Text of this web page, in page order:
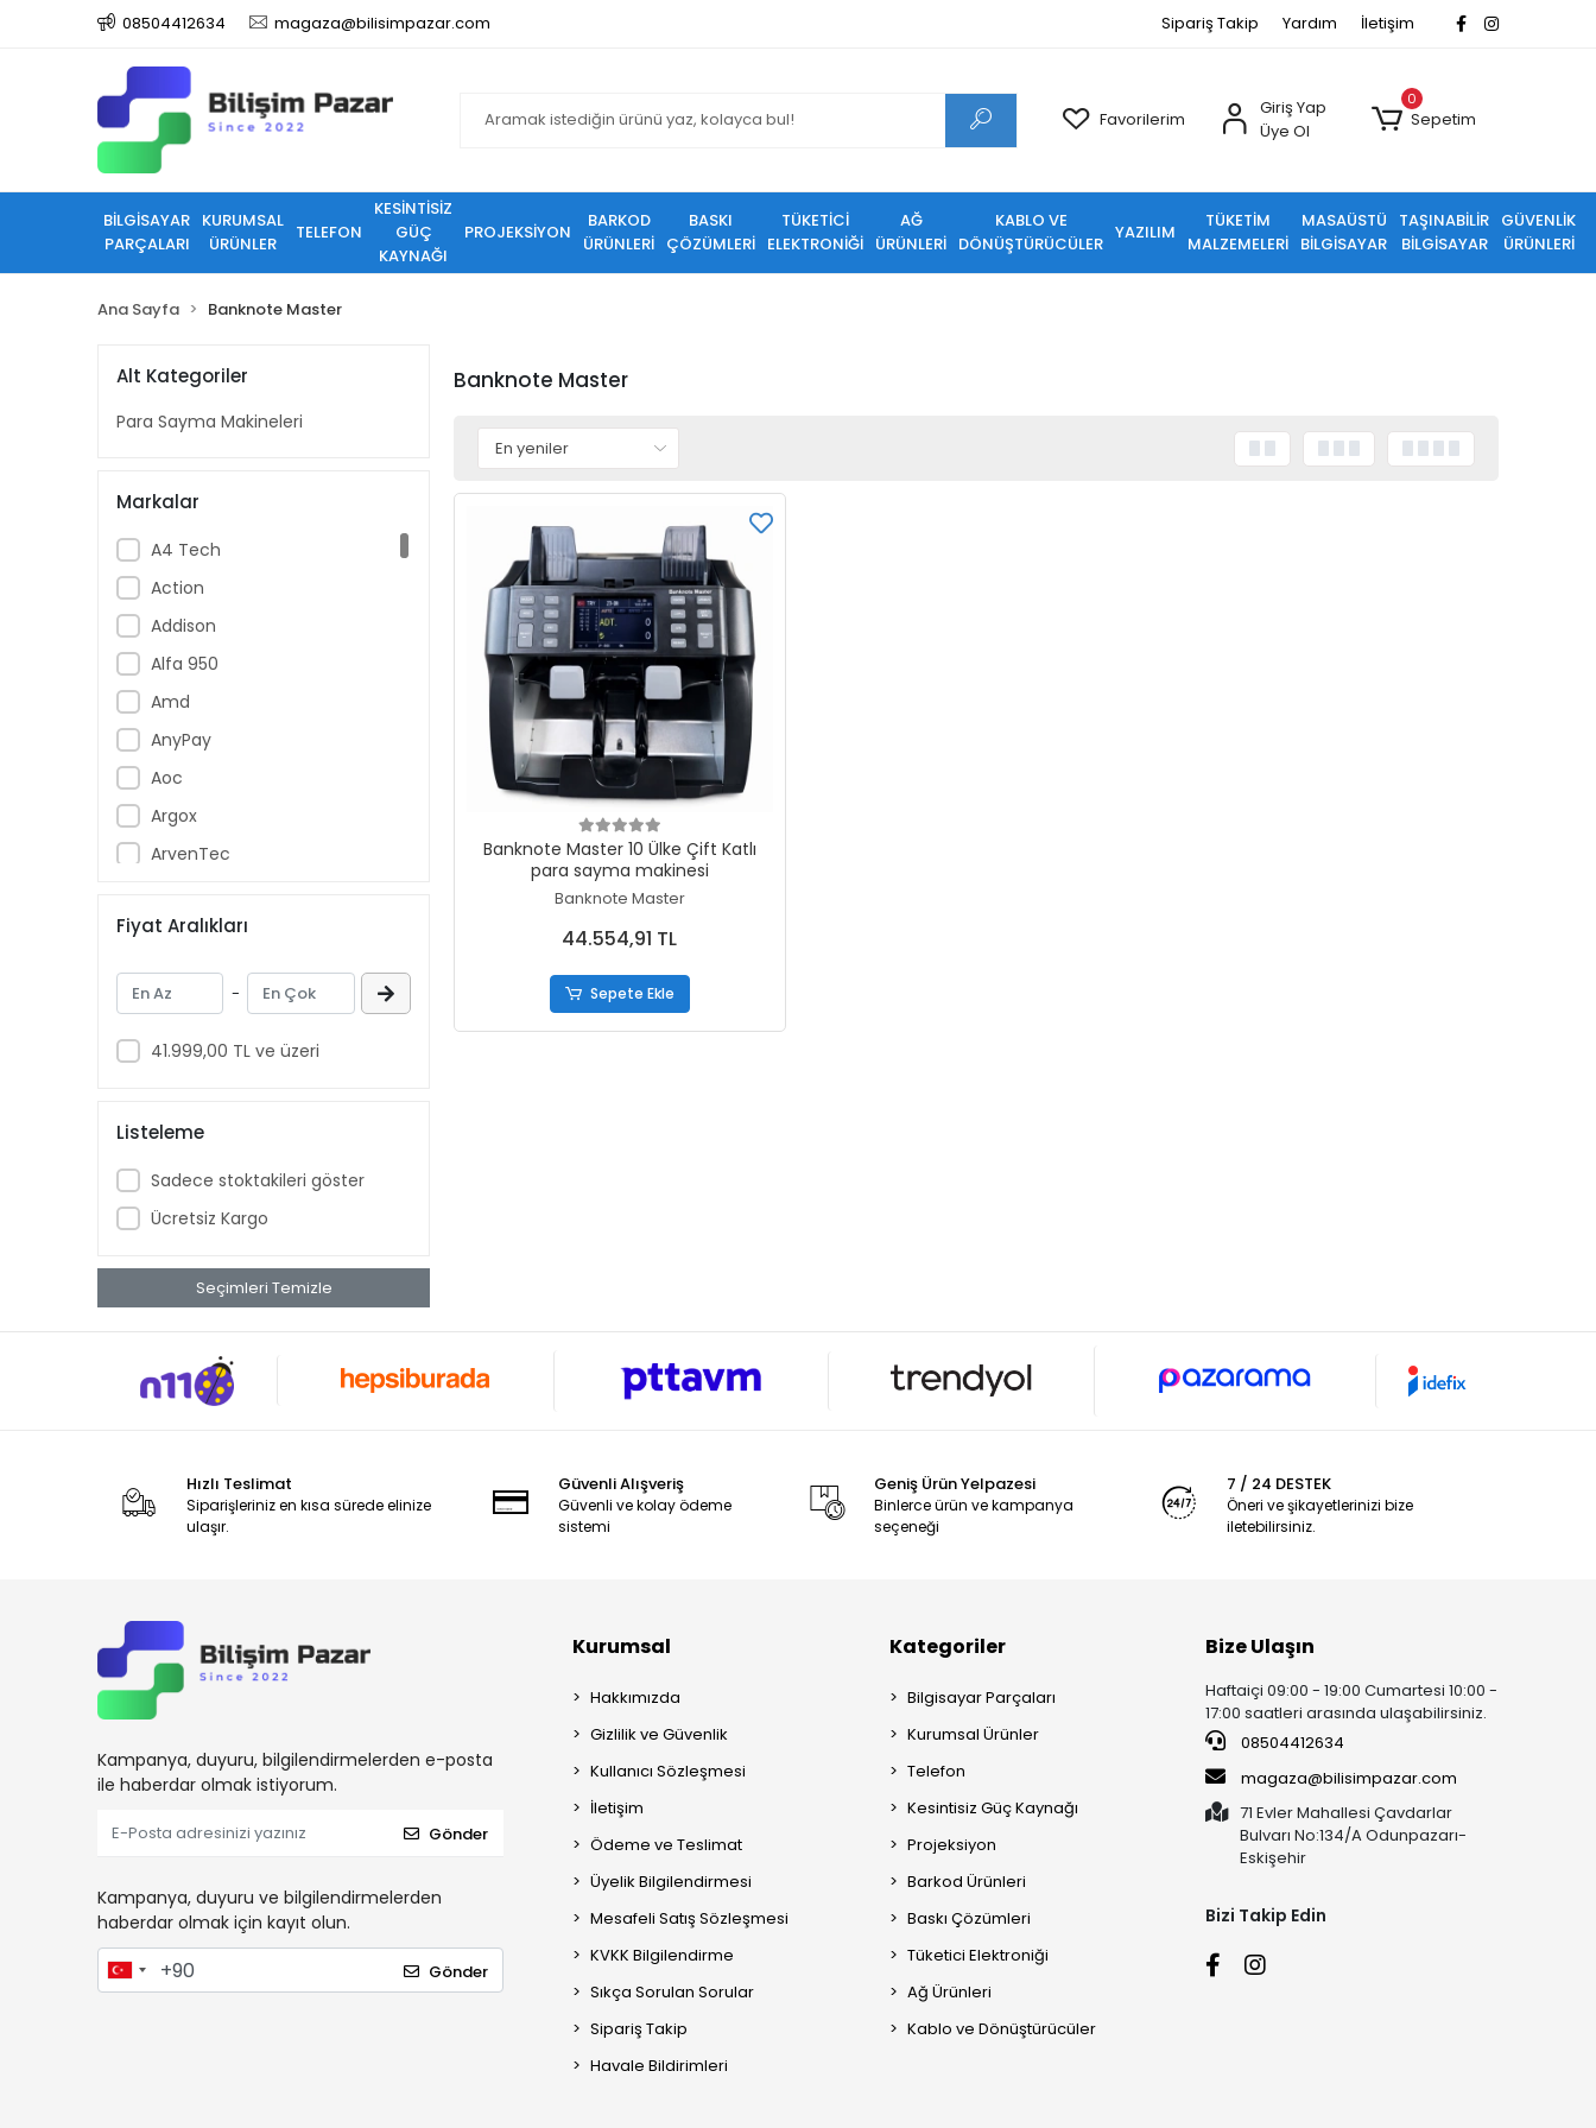
08504412634 magaza@bilisimpazar.com Sipariş Takip Yardım İletişim
Favorilerim
Giriş Yap
Üye Ol
0
Sepetim
BİLGİSAYAR
PARÇALARI
KURUMSAL
ÜRÜNLER
TELEFON
KESİNTİSİZ
GÜÇ
KAYNAĞI
PROJEKSİYON
BARKOD
ÜRÜNLERİ
BASKI
ÇÖZÜMLERİ
TÜKETİCİ
ELEKTRONİĞİ
AĞ
ÜRÜNLERİ
KABLO VE
DÖNÜŞTÜRÜCÜLER
YAZILIM
TÜKETİM
MALZEMELERİ
MASAÜSTÜ
BİLGİSAYAR
TAŞINABİLİR
BİLGİSAYAR
GÜVENLİK
ÜRÜNLERİ
Ana Sayfa Banknote Master
Alt Kategoriler
Para Sayma Makineleri
Markalar
A4 Tech
Action
Addison
Alfa 950
Amd
AnyPay
Aoc
Argox
ArvenTec
Asus
ASYS
Aztech
Banknote Master
Beko
Bory
Brother
Cas Terazi
Cube
Dahua
Dbpos
Dell
Digi Terazi
Digitus
DrBarkod.Com
Enpos
Eset
Esonic
Fiyat Aralıkları
-
41.999,00 TL ve üzeri
Listeleme
Sadece stoktakileri göster
Ücretsiz Kargo
Seçimleri Temizle
Banknote Master
Sepete Ekle
Banknote Master 10 Ülke Çift Katlı
para sayma makinesi
Banknote Master
44.554,91 TL
Sepete Ekle
Hızlı Teslimat
Siparişleriniz en kısa sürede elinize
ulaşır.
Güvenli Alışveriş
Güvenli ve kolay ödeme
sistemi
Geniş Ürün Yelpazesi
Binlerce ürün ve kampanya
seçeneği
7 / 24 DESTEK
Öneri ve şikayetlerinizi bize
iletebilirsiniz.
Kampanya, duyuru, bilgilendirmelerden e-posta
ile haberdar olmak istiyorum.
Gönder
Kampanya, duyuru ve bilgilendirmelerden
haberdar olmak için kayıt olun.
Gönder
Kurumsal
Hakkımızda
Gizlilik ve Güvenlik
Kullanıcı Sözleşmesi
İletişim
Ödeme ve Teslimat
Üyelik Bilgilendirmesi
Mesafeli Satış Sözleşmesi
KVKK Bilgilendirme
Sıkça Sorulan Sorular
Sipariş Takip
Havale Bildirimleri
Kategoriler
Bilgisayar Parçaları
Kurumsal Ürünler
Telefon
Kesintisiz Güç Kaynağı
Projeksiyon
Barkod Ürünleri
Baskı Çözümleri
Tüketici Elektroniği
Ağ Ürünleri
Kablo ve Dönüştürücüler
Bize Ulaşın
Haftaiçi 09:00 - 19:00 Cumartesi 10:00 -
17:00 saatleri arasında ulaşabilirsiniz.
08504412634
magaza@bilisimpazar.com
71 Evler Mahallesi Çavdarlar
Bulvarı No:134/A Odunpazarı-
Eskişehir
Bizi Takip Edin